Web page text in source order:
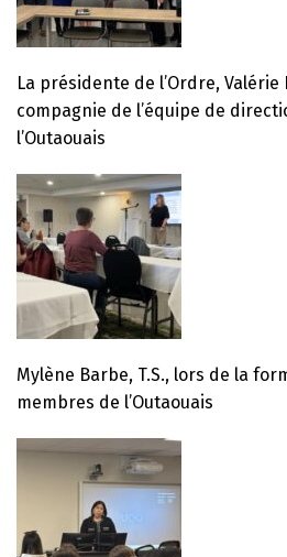
La présidente de l’Ordre, Valérie
compagnie de l’équipe de
l’Outaouais
Mylène Barbe, T.S., lors de la
membres de l’Outaouais